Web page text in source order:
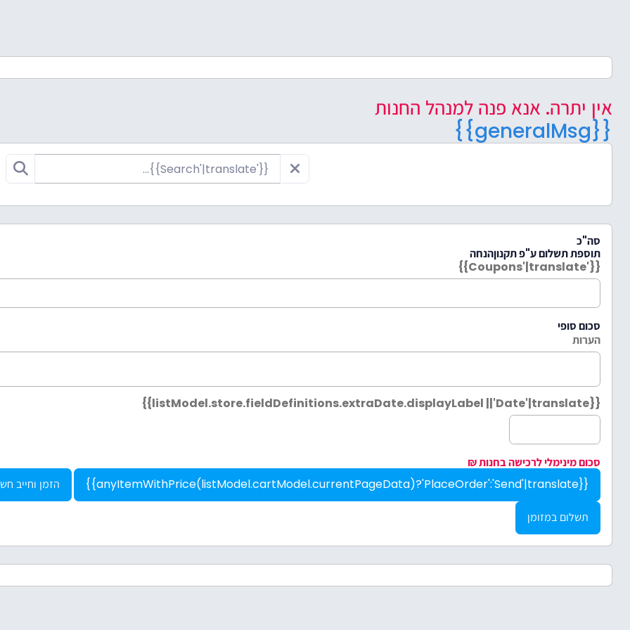
אין יתרה. אנא פנה למנהל החנות
{{generalMsg}}
סה"כ
תוספת תשלום ע"פ תקנוןהנחה
{{'Coupons'|translate}}
סכום סופי
הערות
{{listModel.store.fieldDefinitions.extraDate.displayLabel ||'Date'|translate}}
סכום מינימלי לרכישה בחנות₪
{{anyItemWithPrice(listModel.cartModel.currentPageData)?'PlaceOrder':'Send'|translate}}
הזמן וחייב
תשלום במזומן